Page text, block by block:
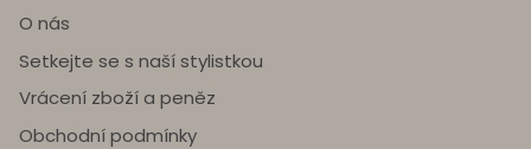
O nás
Setkejte se s naší stylistkou
Vrácení zboží a peněz
Obchodní podmínky